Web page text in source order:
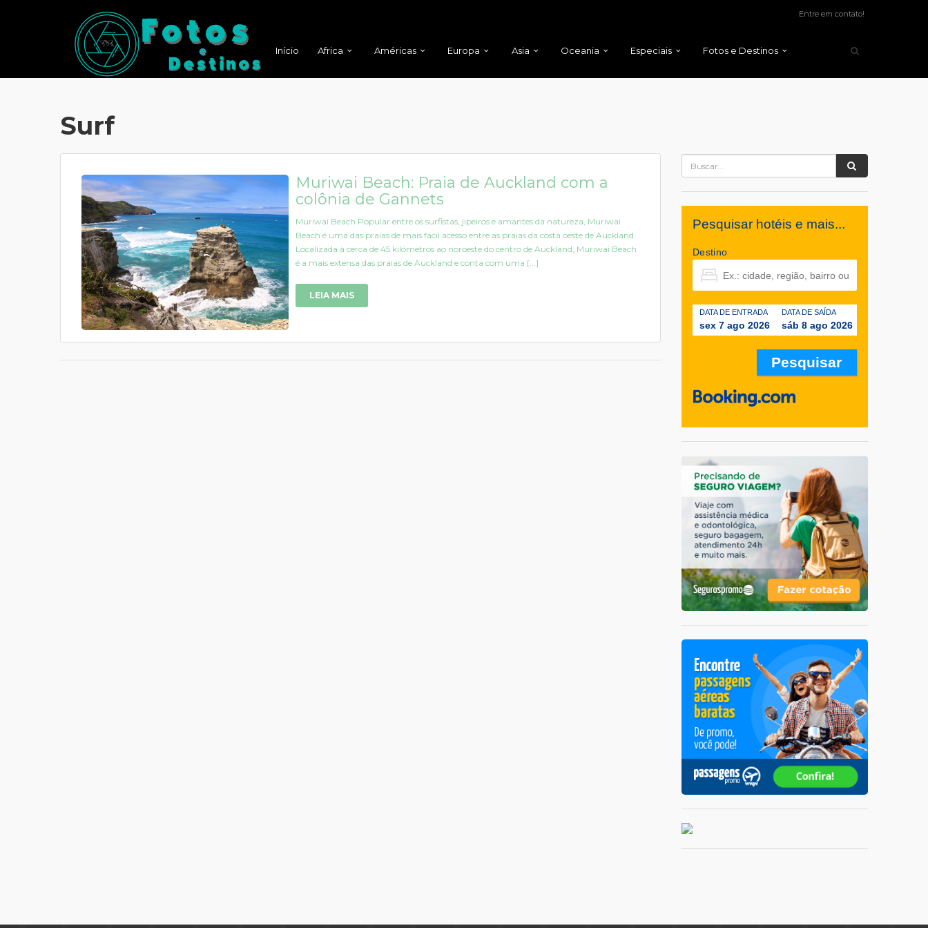
Entre em contato!
Início Africa Américas Europa Asia Oceania Especiais Fotos e Destinos
Surf
Muriwai Beach: Praia de Auckland com a
colônia de Gannets
Muriwai Beach Popular entre os surfistas, jipeiros e amantes da natureza, Muriwai
Beach é uma das praias de mais fácil acesso entre as praias da costa oeste de Auckland.
Localizada à cerca de 45 kilômetros ao noroeste do centro de Auckland, Muriwai Beach
é a mais extensa das praias de Auckland e conta com uma [...]
LEIA MAIS
Pesquisar hotéis e mais...
Destino
DATA DE ENTRADA
sex 7 ago 2026
DATA DE SAÍDA
sáb 8 ago 2026